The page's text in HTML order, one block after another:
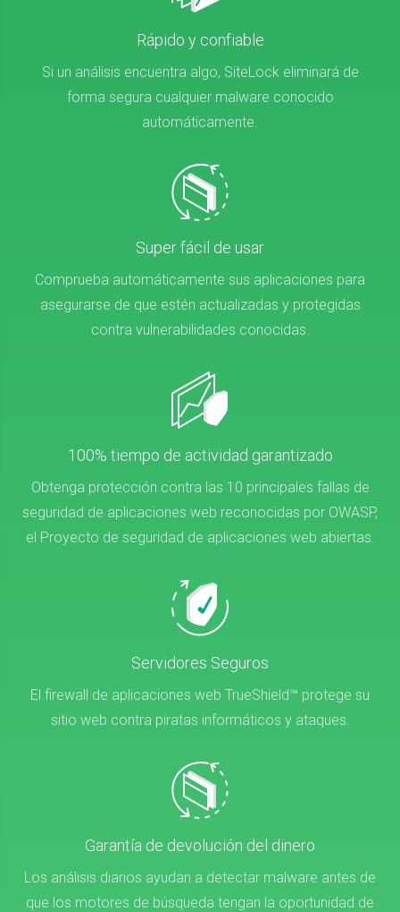
Rápido y confiable
Si un análisis encuentra algo, SiteLock eliminará de
forma segura cualquier malware conocido
automáticamente.
Super fácil de usar
Comprueba automáticamente sus aplicaciones para
asegurarse de que estén actualizadas y protegidas
contra vulnerabilidades conocidas.
100% tiempo de actividad garantizado
Obtenga protección contra las 10 principales fallas de
seguridad de aplicaciones web reconocidas por OWASP,
el Proyecto de seguridad de aplicaciones web abiertas.
Servidores Seguros
El firewall de aplicaciones web TrueShield™ protege su
sitio web contra piratas informáticos y ataques.
Garantía de devolución del dinero
Los análisis diarios ayudan a detectar malware antes de
que los motores de búsqueda tengan la oportunidad de